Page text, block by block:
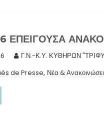
ΕΠΕΙΓΟΥΣΑ
Γ.Ν.-Κ.Υ. ΚΥΘΗΡΩΝ
de Presse, Νέα &